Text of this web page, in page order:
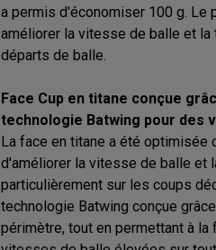
a permis d'économiser 100 g. Le
améliorer la vitesse de balle et
départs de balle.
Face Cup en titane conçue
technologie Batwing pour des
La face en titane a été optimisée
d'améliorer la vitesse de balle et
particulièrement sur les coups
technologie Batwing conçue
périmètre, tout en permettant à